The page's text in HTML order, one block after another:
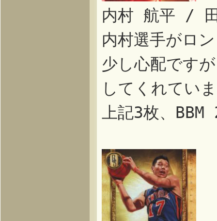
内村 航平 / 田
内村選手がロ
少し心配です
してくれてい
上記3枚、